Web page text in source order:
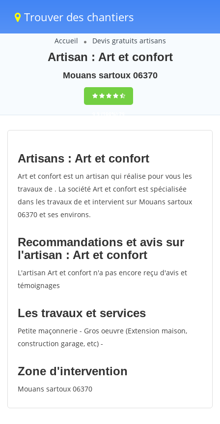
Trouver des chantiers
Accueil Devis gratuits artisans
Artisan : Art et confort
Mouans sartoux 06370
9,5(100%)79
votes
Artisans : Art et confort
Art et confort est un artisan qui réalise pour vous les
travaux de . La société Art et confort est spécialisée
dans les travaux de et intervient sur Mouans sartoux
06370 et ses environs.
Recommandations et avis sur
l'artisan : Art et confort
L'artisan Art et confort n'a pas encore reçu d'avis et
témoignages
Les travaux et services
Petite maçonnerie - Gros oeuvre (Extension maison,
construction garage, etc) -
Zone d'intervention
Mouans sartoux 06370